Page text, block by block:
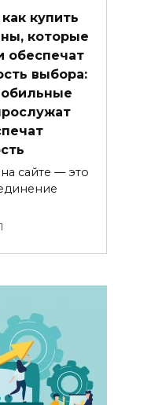
купить
которые
обеспечат
выбора:
сайте — это